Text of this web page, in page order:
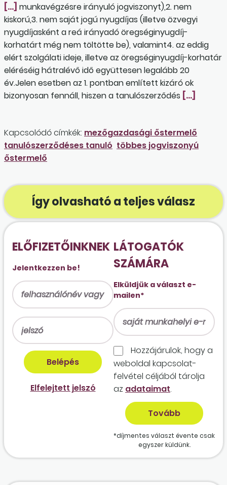
[…] munkavégzésre irányuló jogviszonyt),2. nem
kiskorú,3. nem saját jogú nyugdíjas (illetve özvegyi
nyugdíjasként a reá irányadó öregséginyugdíj-
korhatárt még nem töltötte be), valamint4. az eddig
elért szolgálati ideje, illetve az öregséginyugdíj-korhatár
eléréséig hátralévő idő együttesen legalább 20
év.Jelen esetben az 1. pontban említett kizáró ok
bizonyosan fennáll, hiszen a tanulószerződés […]
Kapcsolódó címkék: mezőgazdasági őstermelő
tanulószerződéses tanuló többes jogviszonyú
őstermelő
Így olvasható a teljes válasz
ELŐFIZETŐINKNEK
Jelentkezzen be!
Elfelejtett jelszó
LÁTOGATÓK
SZÁMÁRA
Elküldjük a választ e-
mailen*
Hozzájárulok, hogy a
weboldal kapcso­lat­
felvétel céljából tárolja
az adataimat.
*díjmentes választ évente csak
egyszer küldünk.